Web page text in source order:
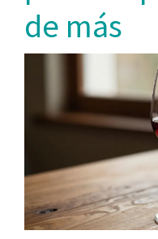
de más